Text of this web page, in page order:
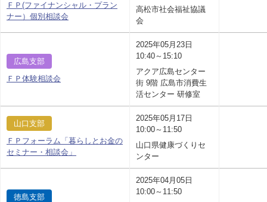
ＦＰ(ファイナンシャル・プラン
ナー）個別相談会
高松市社会福祉協議
会
広島支部
ＦＰ体験相談会
2025年05月23日
10:40～15:10
アクア広島センター
街 9階 広島市消費生
活センター 研修室
山口支部
ＦＰフォーラム「暮らしとお金の
セミナー・相談会」
2025年05月17日
10:00～11:50
山口県健康づくりセ
ンター
徳島支部
2025年04月05日
10:00～11:50